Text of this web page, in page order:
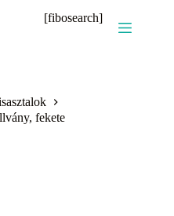
[fibosearch]
fekete